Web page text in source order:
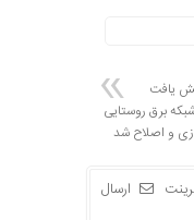
یافت
برق بیش از یکهزار و ۱۰۰شبکه برق روستایی
و اصلاح شد
ارسال